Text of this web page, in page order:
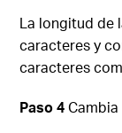
La longitud de
caracteres y
caracteres
Paso 4